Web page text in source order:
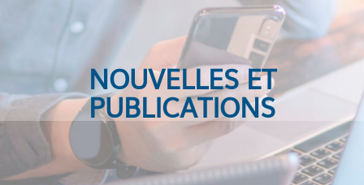
NOUVELLES ET
PUBLICATIONS